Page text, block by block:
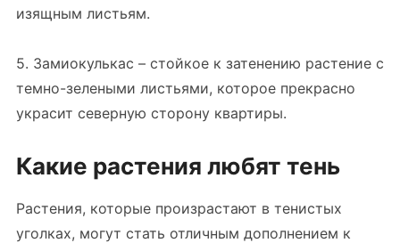
изящным листьям.
5. Замиокулькас – стойкое к затенению растение с
темно-зелеными листьями, которое прекрасно
украсит северную сторону квартиры.
Какие растения любят тень
Растения, которые произрастают в тенистых
уголках, могут стать отличным дополнением к